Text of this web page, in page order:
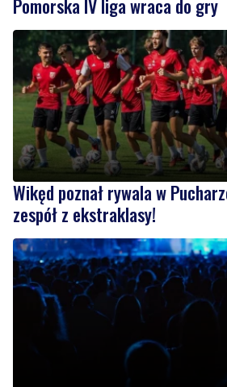
Pomorska IV liga wraca do gry
Wikęd poznał rywala w
zespół z ekstraklasy!